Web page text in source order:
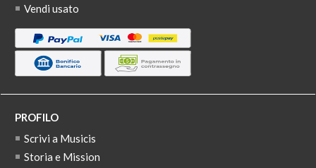
Vendi usato
PROFILO
Scrivi a Musicis
Storia e Mission